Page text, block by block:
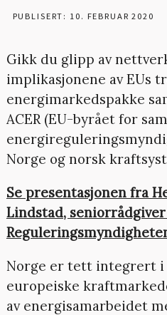
PUBLISERT: 10. FEBRUAR 2020
Gikk du glipp av
implikasjonene av EUs
energimarkedspakke
ACER (EU-byrået for
Norge og norsk
Se presentasjonen fra
Lindstad,
Norge er tett integrert i
europeiske
av energisamarbeidet